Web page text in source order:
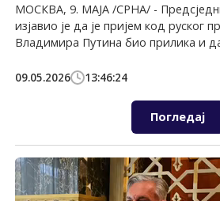
МОСКВА, 9. МАЈА /СРНА/ -
изјавио је да је пријем код руског
Владимира Путина био прилика и
09.05.2026 13:46:24
Погледај